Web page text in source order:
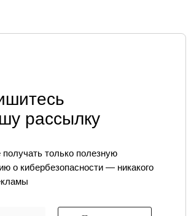
рассылку
только полезную
о кибербезопасности — никакого
под ключ
рисков ИБ
данных